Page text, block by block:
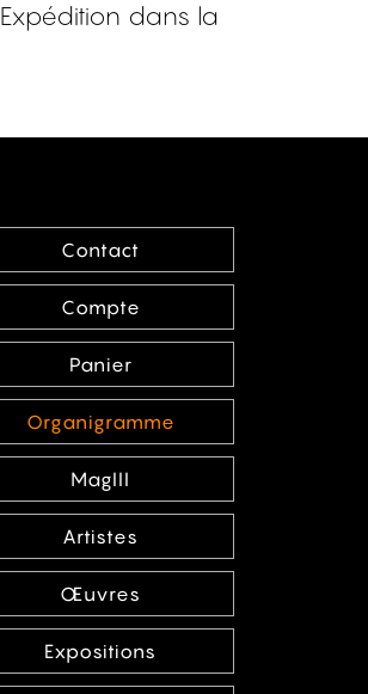
Expédition dans la
Contact
Compte
Panier
Organigramme
MagIII
Artistes
Œuvres
Expositions